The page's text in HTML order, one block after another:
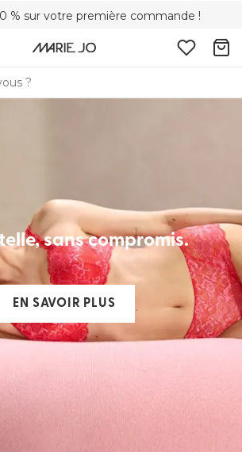
% sur votre première commande !
gratuite à partir de $150
dans 173 boutiques au Canada
?
sans compromis.
EN SAVOIR PLUS​